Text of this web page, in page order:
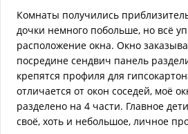
Комнаты получились
дочки немного побольше, но всё
расположение окна. Окно
посредине сендвич панель
крепятся профиля для
отличается от окон соседей, моё
разделено на 4 части. Главное
своё, хоть и небольшое, личное